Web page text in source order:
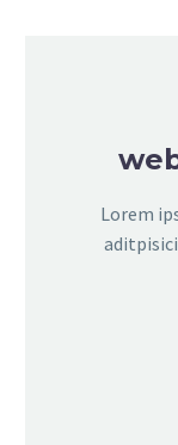
Lorem